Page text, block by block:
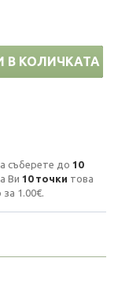
В КОЛИЧКАТА
съберете до 10
Ви 10точки това
за 1.00€.